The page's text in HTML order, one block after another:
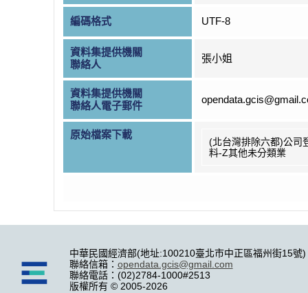
編碼格式 UTF-8
資料集提供機關
聯絡人
張小姐
資料集提供機關
聯絡人電子郵件
原始檔案下載
(北台灣排除六都)公司
料-Z其他未分類業
中華民國經濟部(地址:100210臺北市中正區福州街15號)
聯絡信箱： opendata.gcis@gmail.com
聯絡電話：(02)2784-1000#2513
版權所有 © 2005-2026